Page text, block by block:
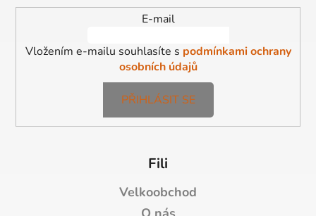
E-mail
Vložením e-mailu souhlasíte s podmínkami ochrany
osobních údajů
PŘIHLÁSIT SE
Fili
Velkoobchod